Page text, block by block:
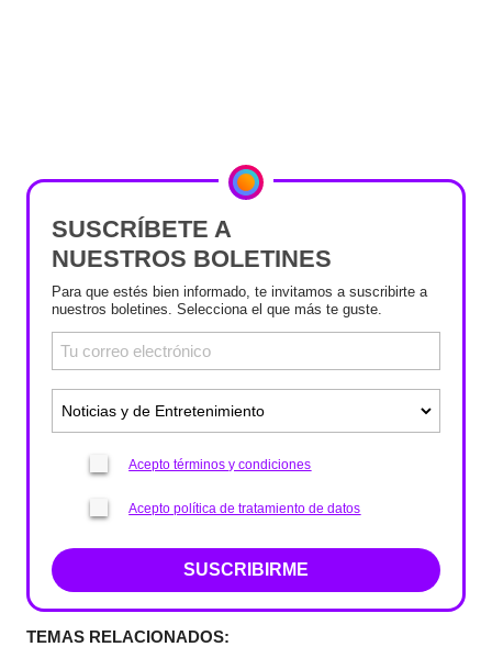
SUSCRÍBETE A
NUESTROS BOLETINES
Para que estés bien informado, te invitamos a suscribirte a
nuestros boletines. Selecciona el que más te guste.
Acepto términos y condiciones
Acepto política de tratamiento de datos
SUSCRIBIRME
TEMAS RELACIONADOS: